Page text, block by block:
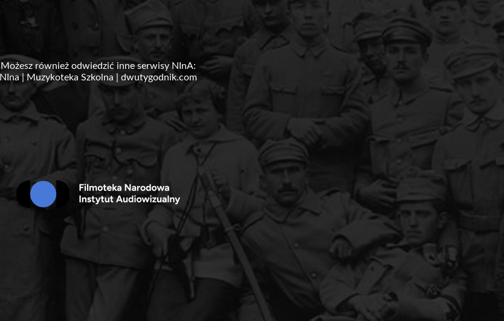
Możesz również odwiedzić inne serwisy NInA:
NIna| Muzykoteka Szkolna dwutygodnik.com